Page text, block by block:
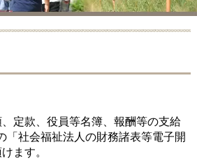
定款、役員等名簿、報酬等の支給
「社会福祉法人の財務諸表等電子開
ます。